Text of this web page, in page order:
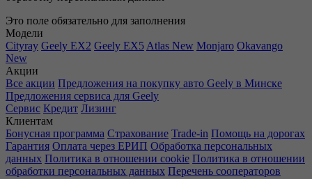
Это поле обязательно для заполнения
Модели
Cityray Geely EX2 Geely EX5 Atlas New Monjaro Okavango
New
Акции
Все акции Предложения на покупку авто Geely в Минске
Предложения сервиса для Geely
Сервис Кредит Лизинг
Клиентам
Бонусная программа Страхование Trade-in Помощь на дорогах
Гарантия Оплата через ЕРИП Обработка персональных
данных Политика в отношении cookie Политика в отношении
обработки персональных данных Перечень сооператоров